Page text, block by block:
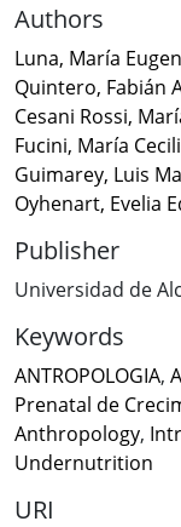
Authors
Luna, María
Quintero, Fabián
Cesani Rossi,
Fucini, María
Guimarey, Luis
Oyhenart, Evelia
Publisher
Universidad de
Keywords
ANTROPOLOGIA,
Prenatal de
Anthropology,
Undernutrition
URI